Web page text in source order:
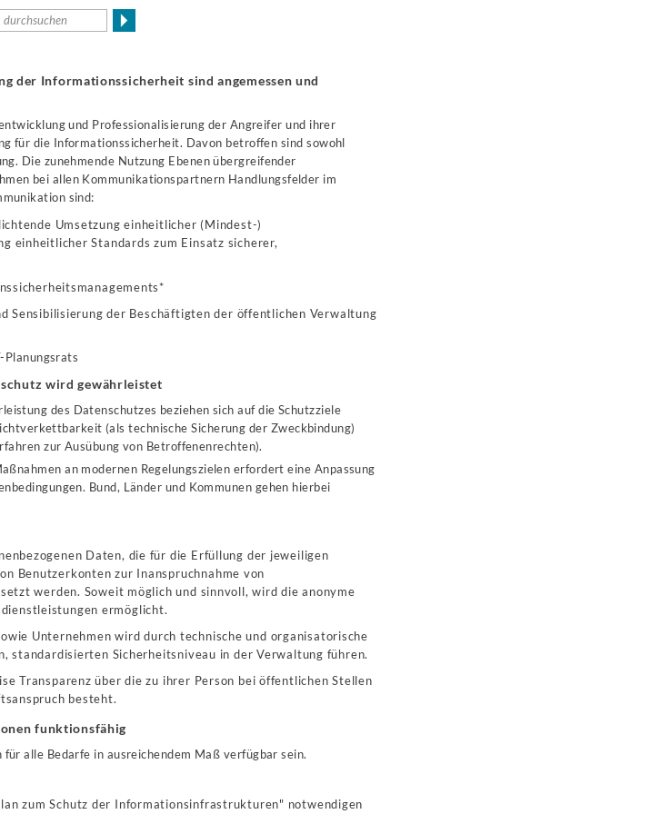
der Informationssicherheit sind angemessen und
und Professionalisierung der Angreifer und ihrer
für die Informationssicherheit. Davon betroffen sind sowohl
Die zunehmende Nutzung Ebenen übergreifender
bei allen Kommunikationspartnern Handlungsfelder im
sind:
Umsetzung einheitlicher (Mindest-)
einheitlicher Standards zum Einsatz sicherer,
Sensibilisierung der Beschäftigten der öffentlichen Verwaltung
wird gewährleistet
des Datenschutzes beziehen sich auf die Schutzziele
(als technische Sicherung der Zweckbindung)
zur Ausübung von Betroffenenrechten).
an modernen Regelungszielen erfordert eine Anpassung
Bund, Länder und Kommunen gehen hierbei
Daten, die für die Erfüllung der jeweiligen
Benutzerkonten zur Inanspruchnahme von
werden. Soweit möglich und sinnvoll, wird die anonyme
ermöglicht.
Unternehmen wird durch technische und organisatorische
standardisierten Sicherheitsniveau in der Verwaltung führen.
Transparenz über die zu ihrer Person bei öffentlichen Stellen
besteht.
funktionsfähig
alle Bedarfe in ausreichendem Maß verfügbar sein.
zum Schutz der Informationsinfrastrukturen" notwendigen